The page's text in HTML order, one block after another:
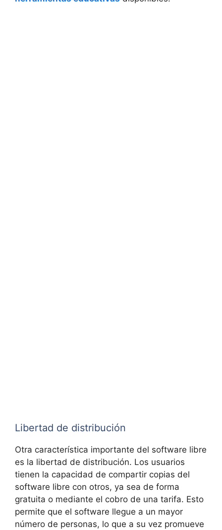
Libertad de distribución
Otra característica importante del software libre
es la libertad de distribución. Los usuarios
tienen la capacidad de compartir copias del
software libre con otros, ya sea de forma
gratuita o mediante el cobro de una tarifa. Esto
permite que el software llegue a un mayor
número de personas, lo que a su vez promueve